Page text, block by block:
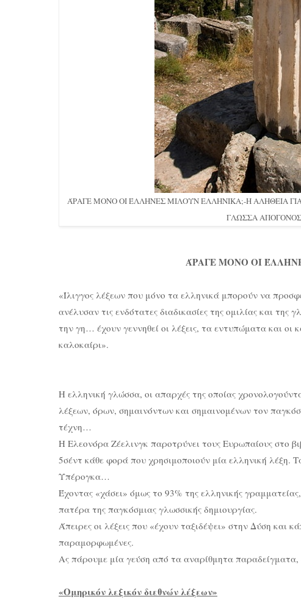
ΆΡΑΓΕ ΜΟΝΟ ΟΙ ΈΛΛΗΝΕΣ ΜΙΛΟΥΝ ΕΛΛΗΝΙΚΑ;-Η ΑΛΗΘΕΙΑ
ΓΛΩΣΣΑ
ΆΡΑΓΕ ΜΟΝΟ ΟΙ
«Ίλιγγος λέξεων που μόνο τα ελληνικά μπορούν να
ανέλυσαν τις ενδότατες διαδικασίες της ομιλίας και
την γη… έχουν γεννηθεί οι λέξεις, τα εντυπώματα και
καλοκαίρι».
Η ελληνική γλώσσα, οι απαρχές της οποίας
λέξεων, όρων, σημαινόντων και σημαινομένων τον
τέχνη…
Η Ελεονόρα Ζέελινγκ παροτρύνει τους Ευρωπαίους στο
5σέντ κάθε φορά που χρησιμοποιούν μία ελληνική λέξη.
Υπέρογκα…
Έχοντας «χάσει» όμως το 93% της ελληνικής
πατέρα της παγκόσμιας γλωσσικής δημιουργίας.
Άπειρες οι λέξεις που «έχουν ταξιδέψει» στην Δύση και
παραμορφωμένες.
Ας πάρουμε μία γεύση από τα αναρίθμητα
«Ομηρικόν λεξικόν διεθνών λέξεων»